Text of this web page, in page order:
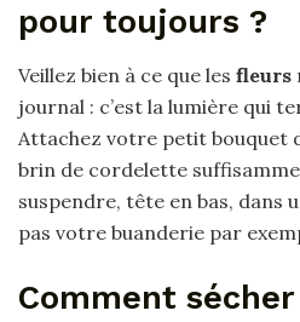
pour toujours ?
Veillez bien à ce que les fleurs
journal : c’est la lumière qui
Attachez votre petit bouquet
brin de cordelette
suspendre, tête en bas, dans
pas votre buanderie par
Comment